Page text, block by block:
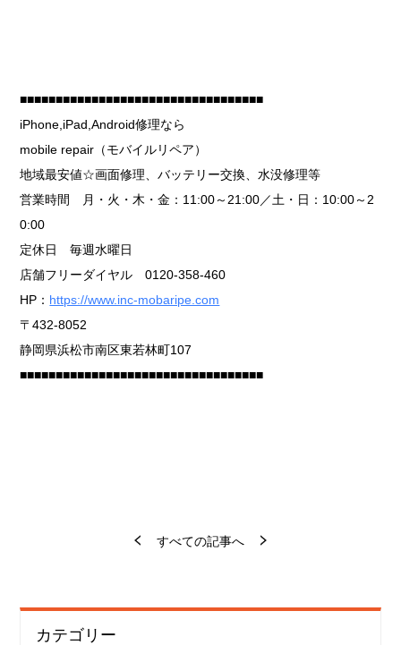
■■■■■■■■■■■■■■■■■■■■■■■■■■■■■■■■■■
iPhone,iPad,Android修理なら
mobile repair（モバイルリペア）
地域最安値☆画面修理、バッテリー交換、水没修理等
営業時間 月・火・木・金：11:00～21:00／土・日：10:00～2
0:00
定休日 毎週水曜日
店舗フリーダイヤル 0120-358-460
HP： https://www.inc-mobaripe.com
〒432-8052
静岡県浜松市南区東若林町107
■■■■■■■■■■■■■■■■■■■■■■■■■■■■■■■■■■
すべての記事へ
カテゴリー